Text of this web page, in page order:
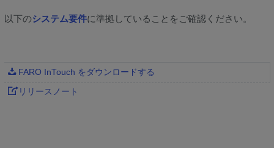
ア
ス
ト
以下のシステム要件に準拠していることをご確認ください。
FARO InTouch をダウンロードする
リリースノート